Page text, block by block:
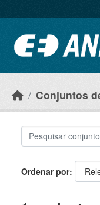
Conjuntos
Ordenar por